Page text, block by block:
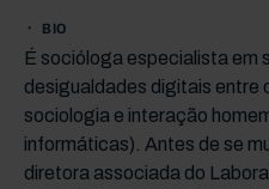
BIO
É socióloga especialista em
desigualdades digitais entre
sociologia e interação
informáticas). Antes de se
diretora associada do